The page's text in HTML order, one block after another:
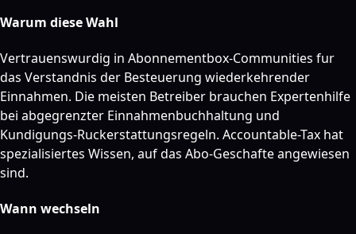
Warum diese Wahl
Vertrauenswurdig in Abonnementbox-Communities fur
das Verstandnis der Besteuerung wiederkehrender
Einnahmen. Die meisten Betreiber brauchen Expertenhilfe
bei abgegrenzter Einnahmenbuchhaltung und
Kundigungs-Ruckerstattungsregeln. Accountable-Tax hat
spezialisiertes Wissen, auf das Abo-Geschafte angewiesen
sind.
Wann wechseln